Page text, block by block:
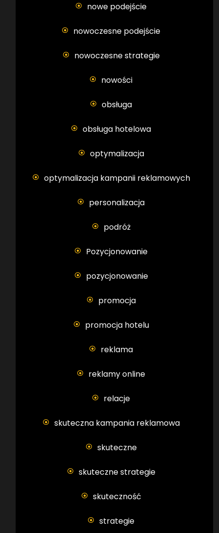
nowe podejście
nowoczesne podejście
nowoczesne strategie
nowości
obsługa
obsługa hotelowa
optymalizacja
optymalizacja kampanii reklamowych
personalizacja
podróż
Pozycjonowanie
pozycjonowanie
promocja
promocja hotelu
reklama
reklamy online
relacje
skuteczna kampania reklamowa
skuteczne
skuteczne strategie
skuteczność
strategie